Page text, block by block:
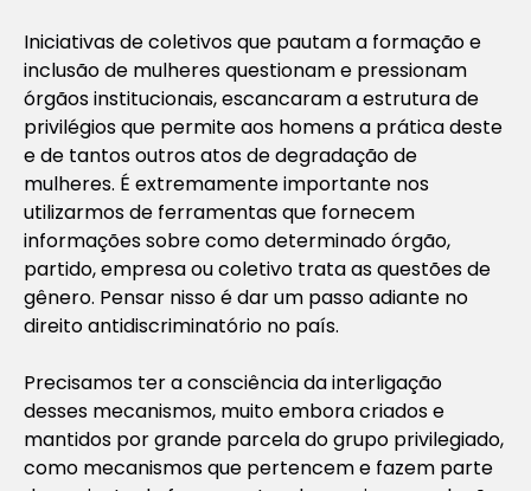
Iniciativas de coletivos que pautam a formação e
inclusão de mulheres questionam e pressionam
órgãos institucionais, escancaram a estrutura de
privilégios que permite aos homens a prática deste
e de tantos outros atos de degradação de
mulheres. É extremamente importante nos
utilizarmos de ferramentas que fornecem
informações sobre como determinado órgão,
partido, empresa ou coletivo trata as questões de
gênero. Pensar nisso é dar um passo adiante no
direito antidiscriminatório no país.
Precisamos ter a consciência da interligação
desses mecanismos, muito embora criados e
mantidos por grande parcela do grupo privilegiado,
como mecanismos que pertencem e fazem parte